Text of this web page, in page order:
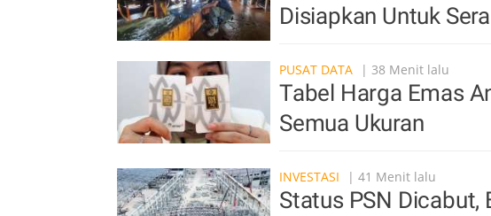
Disiapkan Untuk
PUSAT DATA | 38 Menit lalu
Tabel Harga Emas
Semua Ukuran
INVESTASI | 41 Menit lalu
Status PSN Dicabut,